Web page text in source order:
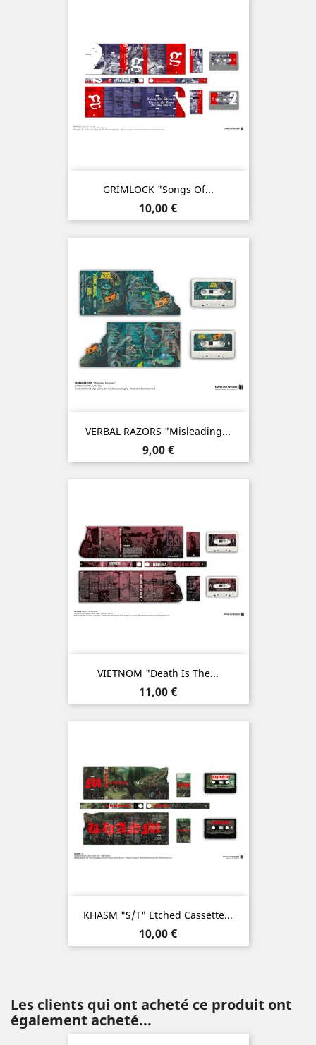
GRIMLOCK "Songs Of...
Prix
10,00 €
VERBAL RAZORS "Misleading...
Prix
9,00 €
VIETNOM "Death Is The...
Prix
11,00 €
KHASM "s/t" Etched Cassette...
Prix
10,00 €
Les clients qui ont acheté ce produit ont
également acheté...